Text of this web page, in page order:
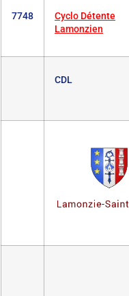
7748
Cyclo Détente
Lamonzien
CDL